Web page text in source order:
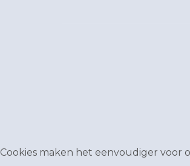
Cookies maken het eenvoudiger voor